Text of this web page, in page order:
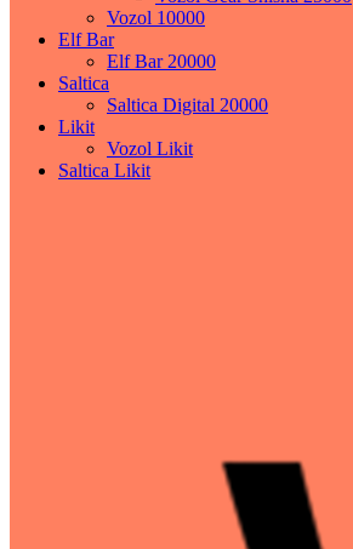
Vozol 10000
Elf Bar
Elf Bar 20000
Saltica
Saltica Digital 20000
Likit
Vozol Likit
Saltica Likit